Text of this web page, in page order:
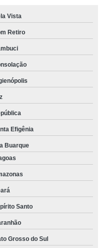
Vista
Retiro
Efigênia
Buarque
Santo
Grosso do Sul